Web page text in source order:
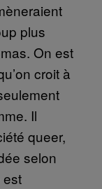
plus
On est
croit à
Il
queer,
selon
est